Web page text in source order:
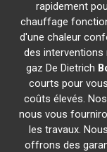
rapidement
chauffage
d'une chaleur
des interventions
gaz De Dietrich
courts pour
coûts élevés.
nous vous
les travaux.
offrons des